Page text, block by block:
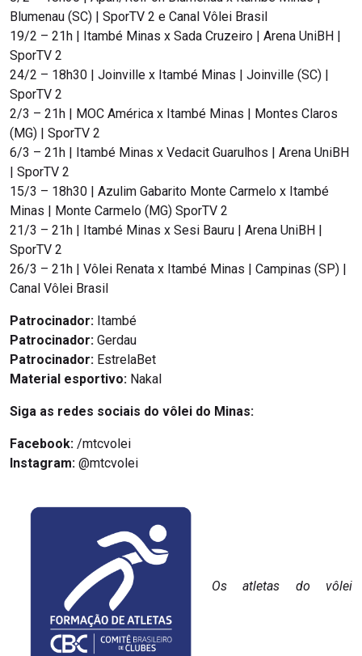
Blumenau (SC) | SporTV 2 e Canal Vôlei Brasil
19/2 – 21h | Itambé Minas x Sada Cruzeiro | Arena UniBH |
SporTV 2
24/2 – 18h30 | Joinville x Itambé Minas | Joinville (SC) |
SporTV 2
2/3 – 21h | MOC América x Itambé Minas | Montes Claros
(MG) | SporTV 2
6/3 – 21h | Itambé Minas x Vedacit Guarulhos | Arena UniBH
| SporTV 2
15/3 – 18h30 | Azulim Gabarito Monte Carmelo x Itambé
Minas | Monte Carmelo (MG) SporTV 2
21/3 – 21h | Itambé Minas x Sesi Bauru | Arena UniBH |
SporTV 2
26/3 – 21h | Vôlei Renata x Itambé Minas | Campinas (SP) |
Canal Vôlei Brasil
Patrocinador: Itambé
Patrocinador: Gerdau
Patrocinador: EstrelaBet
Material esportivo: Nakal
Siga as redes sociais do vôlei do Minas:
Facebook: /mtcvolei
Instagram: @mtcvolei
Os atletas do vôlei